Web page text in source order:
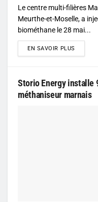
Le centre multi-filières
Meurthe-et-Moselle, a
biométhane le 28 mai...
EN SAVOIR PLUS
Storio Energy installe
méthaniseur marnais